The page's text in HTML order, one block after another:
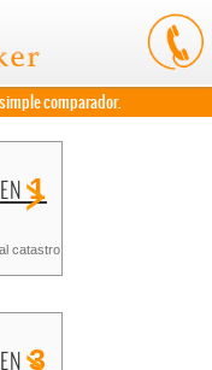
comparador.
1
catastro
>
3